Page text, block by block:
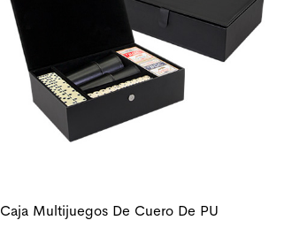
Caja Multijuegos De Cuero De PU